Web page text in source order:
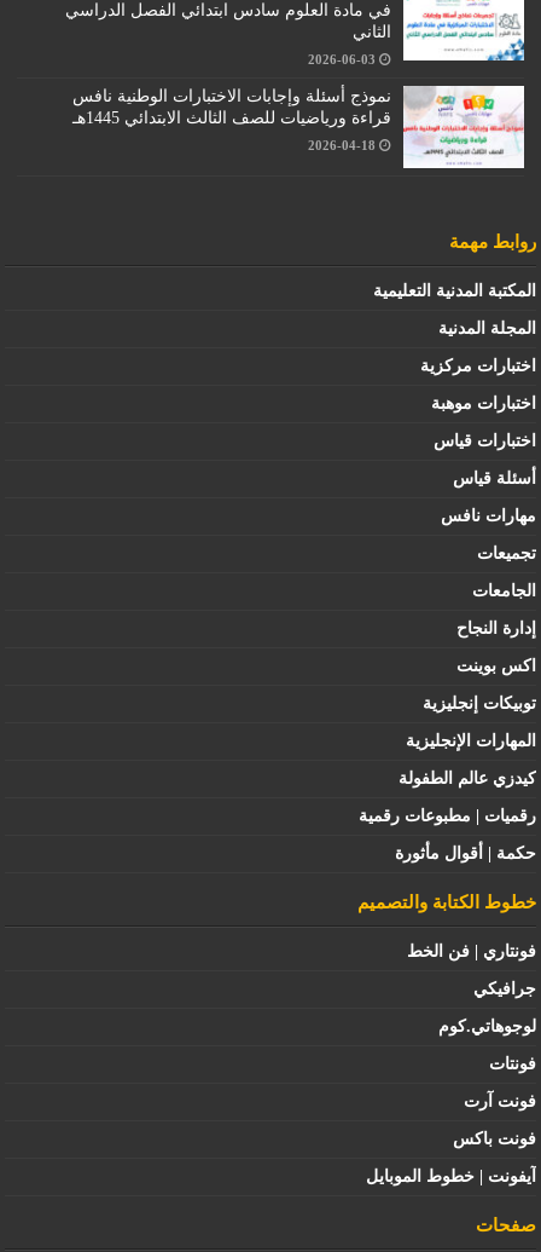
في مادة العلوم سادس ابتدائي الفصل الدراسي
الثاني
2026-06-03
نموذج أسئلة وإجابات الاختبارات الوطنية نافس
قراءة ورياضيات للصف الثالث الابتدائي 1445هـ
2026-04-18
روابط مهمة
المكتبة المدنية التعليمية
المجلة المدنية
اختبارات مركزية
اختبارات موهبة
اختبارات قياس
أسئلة قياس
مهارات نافس
تجميعات
الجامعات
إدارة النجاح
اكس بوينت
توبيكات إنجليزية
المهارات الإنجليزية
كيدزي عالم الطفولة
رقميات | مطبوعات رقمية
حكمة | أقوال مأثورة
خطوط الكتابة والتصميم
فونتاري | فن الخط
جرافيكي
لوجوهاتي.كوم
فونتات
فونت آرت
فونت باكس
آيفونت | خطوط الموبايل
صفحات